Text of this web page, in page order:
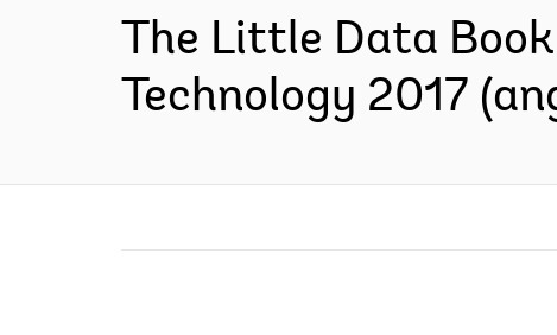
The Little Data
Technology 2017